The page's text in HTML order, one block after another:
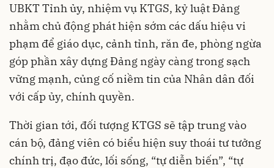
UBKT Tỉnh ủy, nhiệm vụ KTGS, kỷ luật Đảng
nhằm chủ động phát hiện sớm các dấu hiệu vi
phạm để giáo dục, cảnh tỉnh, răn đe, phòng ngừa
góp phần xây dựng Đảng ngày càng trong sạch
vững mạnh, củng cố niềm tin của Nhân dân đối
với cấp ủy, chính quyền.
Thời gian tới, đối tượng KTGS sẽ tập trung vào
cán bộ, đảng viên có biểu hiện suy thoái tư tưởng
chính trị, đạo đức, lối sống, “tự diễn biến”, “tự